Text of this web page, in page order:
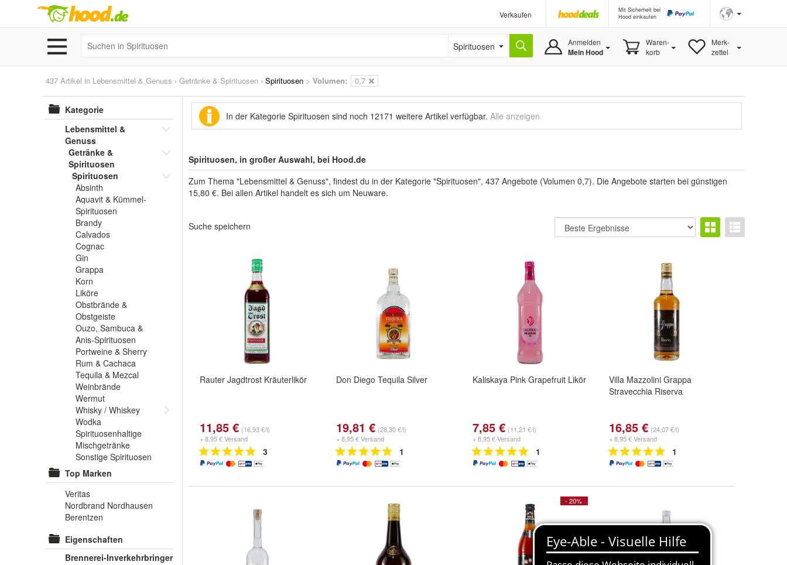
Verkaufen
Mit Sicherheit bei
Hood einkaufen
Spirituosen Anmelden
Mein Hood
Waren-
korb
Merk-
zettel
437 Artikel in Lebensmittel & Genuss › Getränke & Spirituosen › Spirituosen > Volumen: 0,7
Kategorie
Lebensmittel &
Genuss
Getränke &
Spirituosen
Spirituosen
Absinth
Aquavit & Kümmel-
Spirituosen
Brandy
Calvados
Cognac
Gin
Grappa
Korn
Liköre
Obstbrände &
Obstgeiste
Ouzo, Sambuca &
Anis-Spirituosen
Portweine & Sherry
Rum & Cachaca
Tequila & Mezcal
Weinbrände
Wermut
Whisky / Whiskey
Wodka
Spirituosenhaltige
Mischgetränke
Sonstige Spirituosen
Top Marken
Veritas
Nordbrand Nordhausen
Berentzen
Eigenschaften
Brennerei-Inverkehrbringer
In der Kategorie Spirituosen sind noch 12171 weitere Artikel verfügbar. Alle anzeigen
Spirituosen, in großer Auswahl, bei Hood.de
Zum Thema "Lebensmittel & Genuss", findest du in der Kategorie "Spirituosen", 437 Angebote (Volumen 0,7). Die Angebote starten bei günstigen
15,80 €. Bei allen Artikel handelt es sich um Neuware.
Suche speichern
Rauter Jagdtrost Kräuterlikör
11,85 € (16,93 €/l)
+ 8,95 € Versand
3
Don Diego Tequila Silver
19,81 € (28,30 €/l)
+ 8,95 € Versand
1
Kaliskaya Pink Grapefruit Likör
7,85 € (11,21 €/l)
+ 8,95 € Versand
1
Villa Mazzolini Grappa
Stravecchia Riserva
16,85 € (24,07 €/l)
+ 8,95 € Versand
1
- 20%